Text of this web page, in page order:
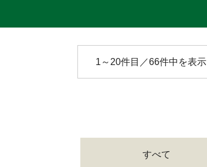
1～20件目／66件中を表示
すべて